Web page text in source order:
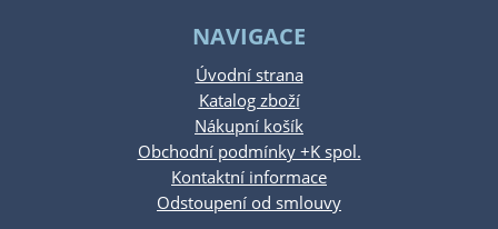
NAVIGACE
Úvodní strana
Katalog zboží
Nákupní košík
Obchodní podmínky +K spol.
Kontaktní informace
Odstoupení od smlouvy